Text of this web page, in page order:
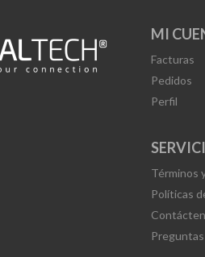
MI
Facturas
Pedidos
Perfil
Términos
Políticas